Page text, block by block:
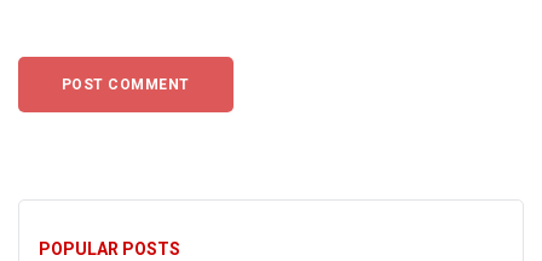
POPULAR POSTS